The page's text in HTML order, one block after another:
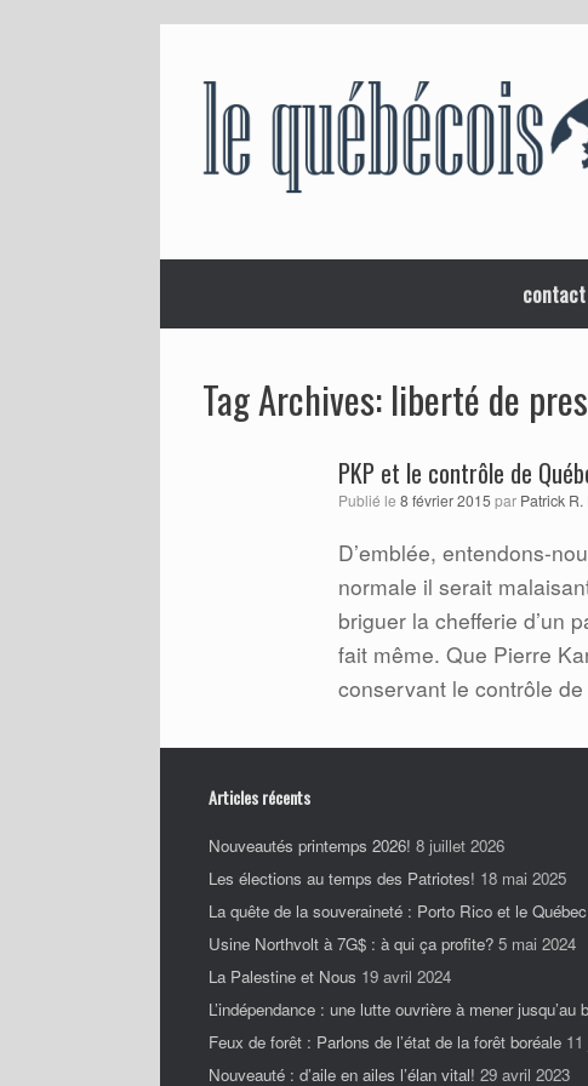
contact
Tag Archives: liberté de
PKP et le contrôle de
Publié le8 février 2015 par Patrick
D’emblée, entendons-
normale il serait
briguer la chefferie d’un
fait même. Que Pierre
conservant le contrôle
Articles récents
Nouveautés printemps 2026! 8 juillet 2026
Les élections au temps des Patriotes! 18 mai 2025
La quête de la souveraineté : Porto Rico et le Québec
Usine Northvolt à 7G$ : à qui ça profite? 5 mai 2024
La Palestine et Nous 19 avril 2024
L’indépendance : une lutte ouvrière à mener jusqu’au
Feux de forêt : Parlons de l’état de la forêt boréale
Nouveauté : d’aile en ailes l’élan vital! 29 avril 2023